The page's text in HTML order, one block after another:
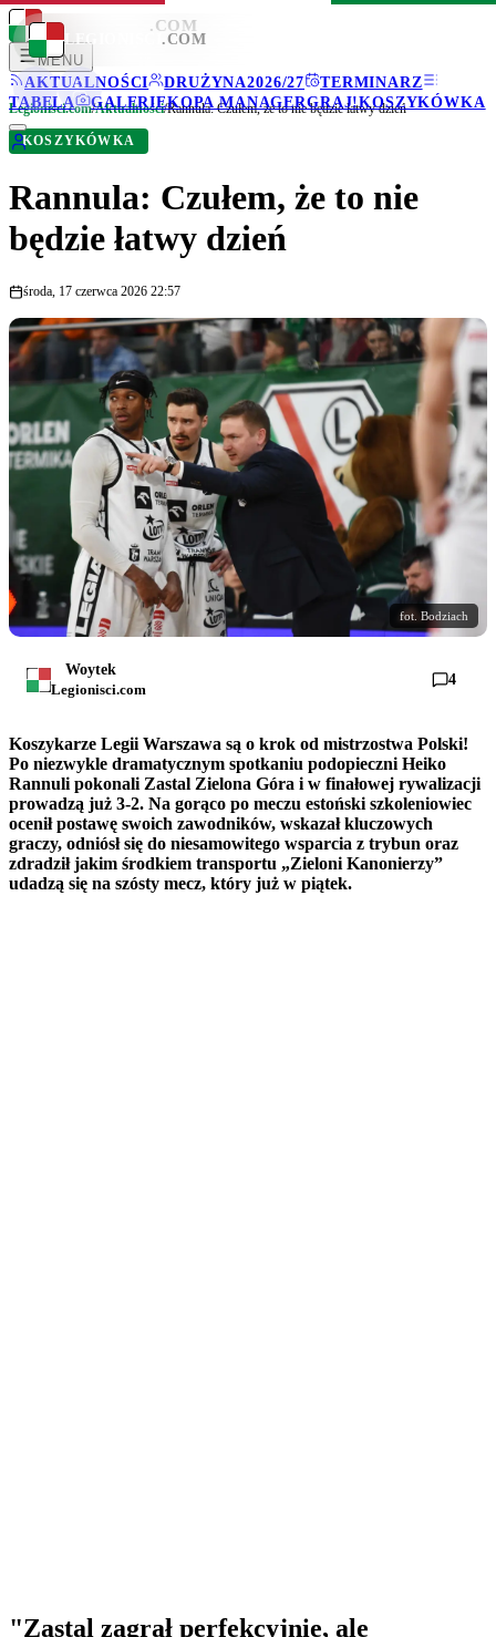
LEGIONISCI .COM
MENU
AKTUALNOŚCI
DRUŻYNA2026/27
TERMINARZ
TABELA
GALERIEKOPA MANAGERGRAJ!KOSZYKÓWKA
LEGIONISCI .COM
Legionisci.com/Aktualności/Rannula: Czułem, że to nie będzie łatwy dzień
KOSZYKÓWKA
Rannula: Czułem, że to nie
będzie łatwy dzień
środa, 17 czerwca 2026 22:57
fot. Bodziach
Woytek
Legionisci.com
4
Koszykarze Legii Warszawa są o krok od mistrzostwa Polski!
Po niezwykle dramatycznym spotkaniu podopieczni Heiko
Rannuli pokonali Zastal Zielona Góra i w finałowej rywalizacji
prowadzą już 3-2. Na gorąco po meczu estoński szkoleniowiec
ocenił postawę swoich zawodników, wskazał kluczowych
graczy, odniósł się do niesamowitego wsparcia z trybun oraz
zdradził jakim środkiem transportu „Zieloni Kanonierzy”
udadzą się na szósty mecz, który już w piątek.
"Zastal zagrał perfekcyjnie, ale